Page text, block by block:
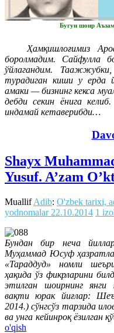
Бугун шоир
Ҳамқишлоғимиз
боролмадим. Сайфулла
ўйлагандим.
турадиган киши у ерда
амаки — бизнинг кекса
дебди секин ёнига
индамай кетаверибди…
Shayx
Yusuf. A’zam
MuallifAdib: O'zbek tarixi,
yodnomalar 22.10.2014 1
Бундан бир неча
Муҳаммад Юсуф
«Тараддуд» номли
ҳақида ўз фикрларини
этилган шоирнинг
вақти юрак йиғлар:
2014.) сўнгсўз тарзида
ва унга кейинроқ ёзилган
o'qish